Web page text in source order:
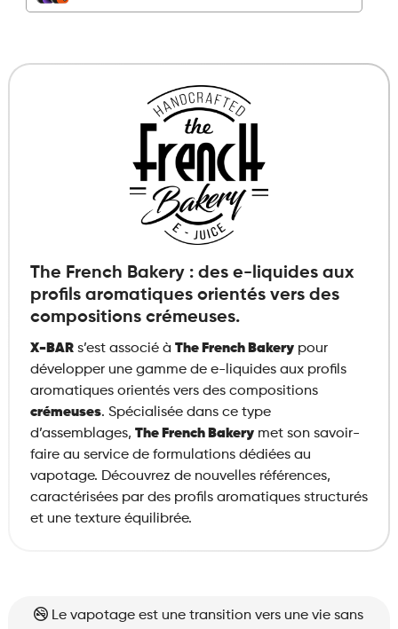
The French Bakery : des e-liquides aux
profils aromatiques orientés vers des
compositions crémeuses.
X-BARs’est associé à The French Bakerypour
développer une gamme de e-liquides aux profils
aromatiques orientés vers des compositions
crémeuses. Spécialisée dans ce type
d’assemblages, The French Bakerymet son savoir-
faire au service de formulations dédiées au
vapotage. Découvrez de nouvelles références,
caractérisées par des profils aromatiques structurés
et une texture équilibrée.
Le vapotage est une transition vers une vie sans